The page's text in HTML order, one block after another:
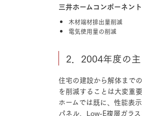
店舗併用住宅 多世帯
カタログ請求 イベント情報
三井ホームコンポーネン
木材端材排出量削減
電気使用量の削減
2．2004年度の
住宅の建設から解体まで
を削減することは大変重
ホームでは既に、性能表
パネル、Low-E複層ガラ